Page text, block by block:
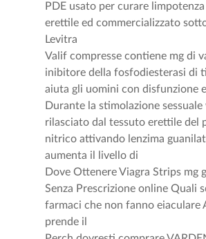
PDE usato per curare
erettile ed commercializzato
Levitra
Valif compresse contiene mg di
inibitore della fosfodiesterasi di
aiuta gli uomini con disfunzione
Durante la stimolazione sessuale
rilasciato dal tessuto erettile del
nitrico attivando lenzima
aumenta il livello di
Dove Ottenere Viagra Strips mg
Senza Prescrizione online Quali
farmaci che non fanno eiaculare
prende il